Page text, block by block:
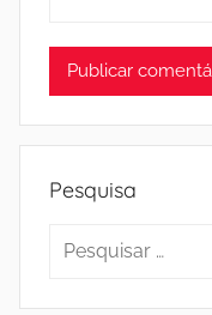
Pesquisa
Pesquisar